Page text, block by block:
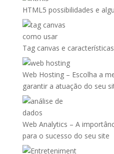
HTML5 possibilidades e
Tag canvas e
Web Hosting – Escolha a
garantir a atuação do seu
Web Analytics – A
para o sucesso do seu site